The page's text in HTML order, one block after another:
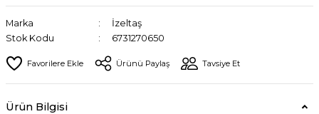
Marka
İzeltaş
Stok Kodu
6731270650
Ürünü Paylaş Tavsiye Et
Ürün Bilgisi